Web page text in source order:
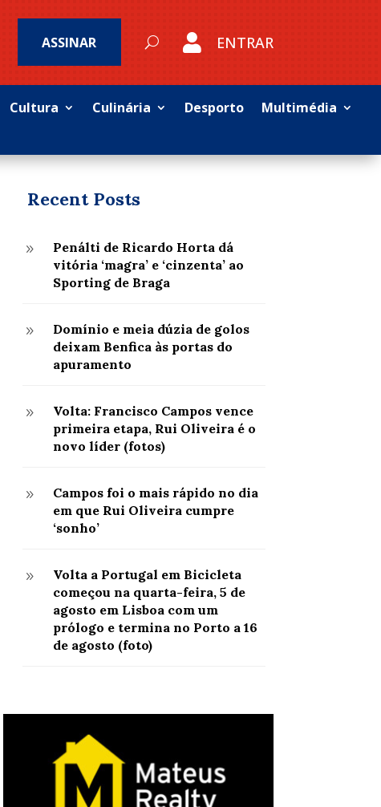
ASSINAR  ENTRAR
Cultura Culinária Desporto
Multimédia
Recent Posts
9
Penálti de Ricardo Horta dá
vitória ‘magra’ e ‘cinzenta’ ao
Sporting de Braga
9
Domínio e meia dúzia de golos
deixam Benfica às portas do
apuramento
9
Volta: Francisco Campos vence
primeira etapa, Rui Oliveira é o
novo líder (fotos)
9
Campos foi o mais rápido no dia
em que Rui Oliveira cumpre
‘sonho’
9
Volta a Portugal em Bicicleta
começou na quarta-feira, 5 de
agosto em Lisboa com um
prólogo e termina no Porto a 16
de agosto (foto)